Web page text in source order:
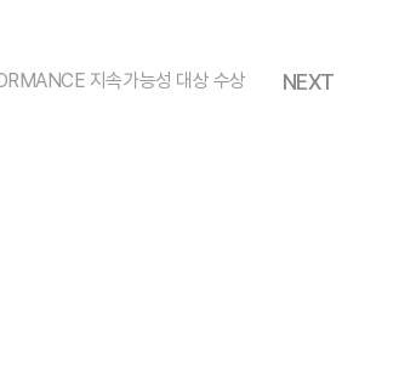
NEXT
지속가능성 대상 수상